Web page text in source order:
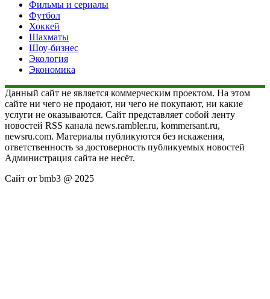
Фильмы и сериалы
Футбол
Хоккей
Шахматы
Шоу-бизнес
Экология
Экономика
Данный сайт не является коммерческим проектом. На этом
сайте ни чего не продают, ни чего не покупают, ни какие
услуги не оказываются. Сайт представляет собой ленту
новостей RSS канала news.rambler.ru, kommersant.ru,
newsru.com. Материалы публикуются без искажения,
ответственность за достоверность публикуемых новостей
Администрация сайта не несёт.
Сайт от bmb3 @ 2025